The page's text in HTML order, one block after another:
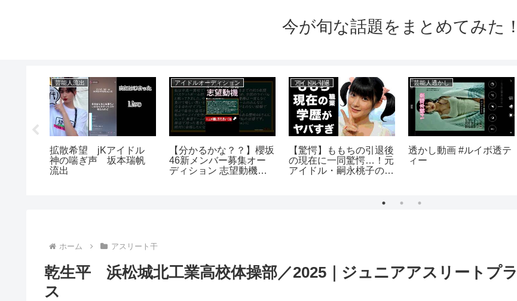
今が旬な話題をまとめてみた！
芸能人流出
拡散希望 jKアイドル
神の喘ぎ声 坂本瑞帆
流出
アイドルオーディション
【分かるかな？？】櫻坂
46新メンバー募集オー
ディション 志望動機の
アイドル引退
【驚愕】ももちの引退後
の現在に一同驚愕…！元
アイドル・嗣永桃子のま
芸能人透かし
透かし動画 #ルイボ透テ
ィー
ホーム アスリート干
乾生平 浜松城北工業高校体操部／2025｜ジュニアアスリートプラ
ス